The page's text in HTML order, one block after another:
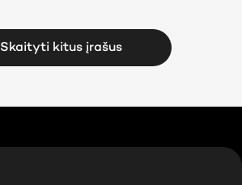
Skaityti kitus įrašus